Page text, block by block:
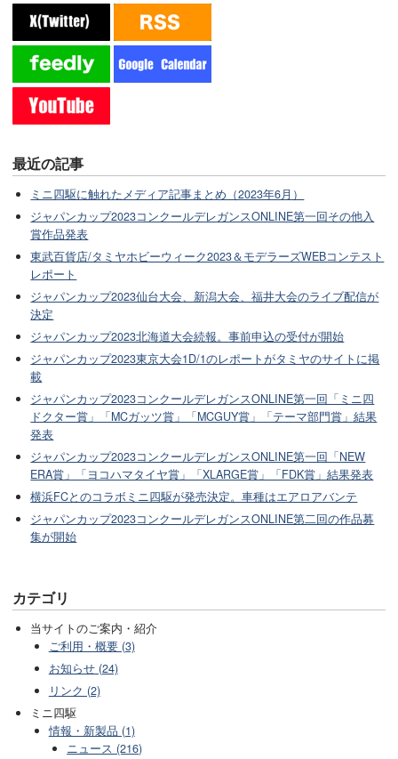
最近の記事
ミニ四駆に触れたメディア記事まとめ（2023年6月）
ジャパンカップ2023コンクールデレガンスONLINE第一回その他入
賞作品発表
東武百貨店/タミヤホビーウィーク2023＆モデラーズWEBコンテスト
レポート
ジャパンカップ2023仙台大会、新潟大会、福井大会のライブ配信が
決定
ジャパンカップ2023北海道大会続報。事前申込の受付が開始
ジャパンカップ2023東京大会1D/1のレポートがタミヤのサイトに掲
載
ジャパンカップ2023コンクールデレガンスONLINE第一回「ミニ四
ドクター賞」「MCガッツ賞」「MCGUY賞」「テーマ部門賞」結果
発表
ジャパンカップ2023コンクールデレガンスONLINE第一回「NEW
ERA賞」「ヨコハマタイヤ賞」「XLARGE賞」「FDK賞」結果発表
横浜FCとのコラボミニ四駆が発売決定。車種はエアロアバンテ
ジャパンカップ2023コンクールデレガンスONLINE第二回の作品募
集が開始
カテゴリ
当サイトのご案内・紹介
ご利用・概要 (3)
お知らせ (24)
リンク (2)
ミニ四駆
情報・新製品 (1)
ニュース (216)